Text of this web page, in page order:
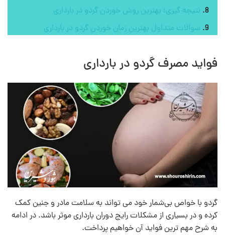
نتیجه گیری؛ بهترین روش خوردن گردو در بارداری
سوالات متداول بهترین زمان خوردن گردو در بارداری
فواید مصرف گردو در بارداری
گردو با خواص بی‌شمار خود می‌ تواند به سلامت مادر و جنین کمک
کرده و در بسیاری از مشکلات رایج دوران بارداری موثر باشد. در ادامه
به شرح مهم‌ ترین فواید آن خواهیم پرداخت.